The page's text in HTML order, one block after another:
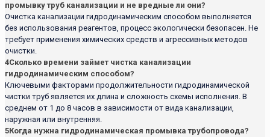
промывку труб канализации и не вредные ли они?
Очистка канализации гидродинамическим способом выполняется
без использования реагентов, процесс экологически безопасен. Не
требует применения химических средств и агрессивных методов
очистки.
4Сколько времени займет чистка канализации
гидродинамическим способом?
Ключевыми факторами продолжительности гидродинамической
чистки труб является их длина и сложность схемы исполнения. В
среднем от 1 до 8 часов в зависимости от вида канализации,
наружная или внутренняя.
5Когда нужна гидродинамическая промывка трубопровода?